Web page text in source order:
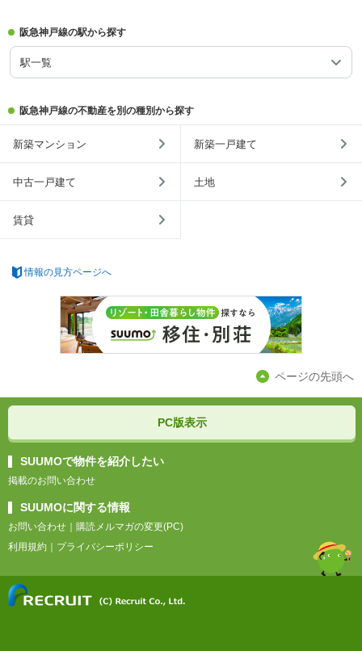
阪急神戸線の駅から探す
駅一覧
阪急神戸線の不動産を別の種別から探す
新築マンション 新築一戸建て
中古一戸建て 土地
賃貸
情報の見方ページへ
ページの先頭へ
PC版表示
SUUMOで物件を紹介したい
掲載のお問い合わせ
SUUMOに関する情報
お問い合わせ
購読メルマガの変更(PC)
利用規約
プライバシーポリシー